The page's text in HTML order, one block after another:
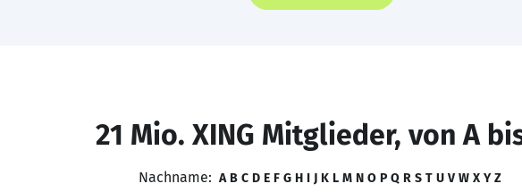
21 Mio. XING Mitglieder, von A
Nachname: A B C D E F G H I J K L M N O P Q R S T U V W X Y Z